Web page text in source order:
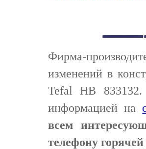
Фирма-
изменений в
Tefal HB 833132.
информацией на
всем
телефону